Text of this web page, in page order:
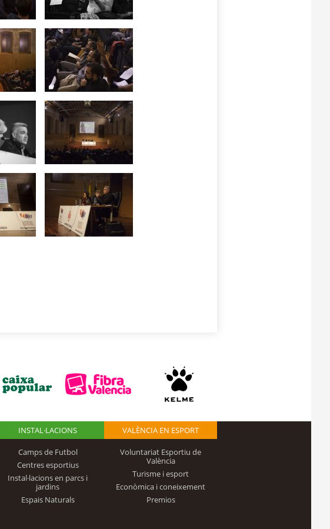
INSTAL·LACIONS
Camps de Futbol
Centres esportius
Instal·lacions en parcs i
jardins
Espais Naturals
VALÈNCIA EN ESPORT
Voluntariat Esportiu de
València
Turisme i esport
Econòmica i coneixement
Premios